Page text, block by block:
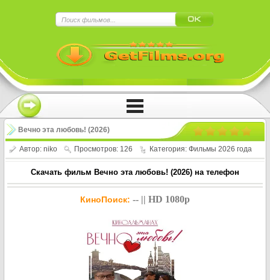
Вечно эта любовь! (2026)
Автор: niko Просмотров: 126 Категория: Фильмы 2026 года
Скачать фильм Вечно эта любовь! (2026) на телефон
КиноПоиск: -- || HD 1080p
Нажмите на
!!!Если Вы с телефона сперва нажмите на
троеточие в правом верхнем углу!!!